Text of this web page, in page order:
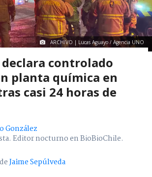
ARCHIVO | Lucas Aguayo / Agencia UNO
controlado
planta química en
casi 24 horas de
González
Editor nocturno en BioBioChile.
Jaime Sepúlveda